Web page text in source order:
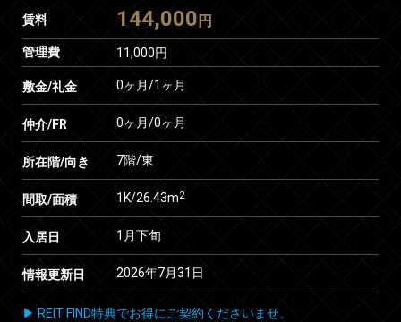
賃料 144,000 円
管理費 11,000円
敷金/礼金 0ヶ月/1ヶ月
仲介/FR 0ヶ月/0ヶ月
所在階/向き 7階/東
間取/面積 1K/26.43m2
入居日 1月下旬
情報更新日 2026年7月31日
▶ REIT FIND特典でお得にご契約くださいませ。